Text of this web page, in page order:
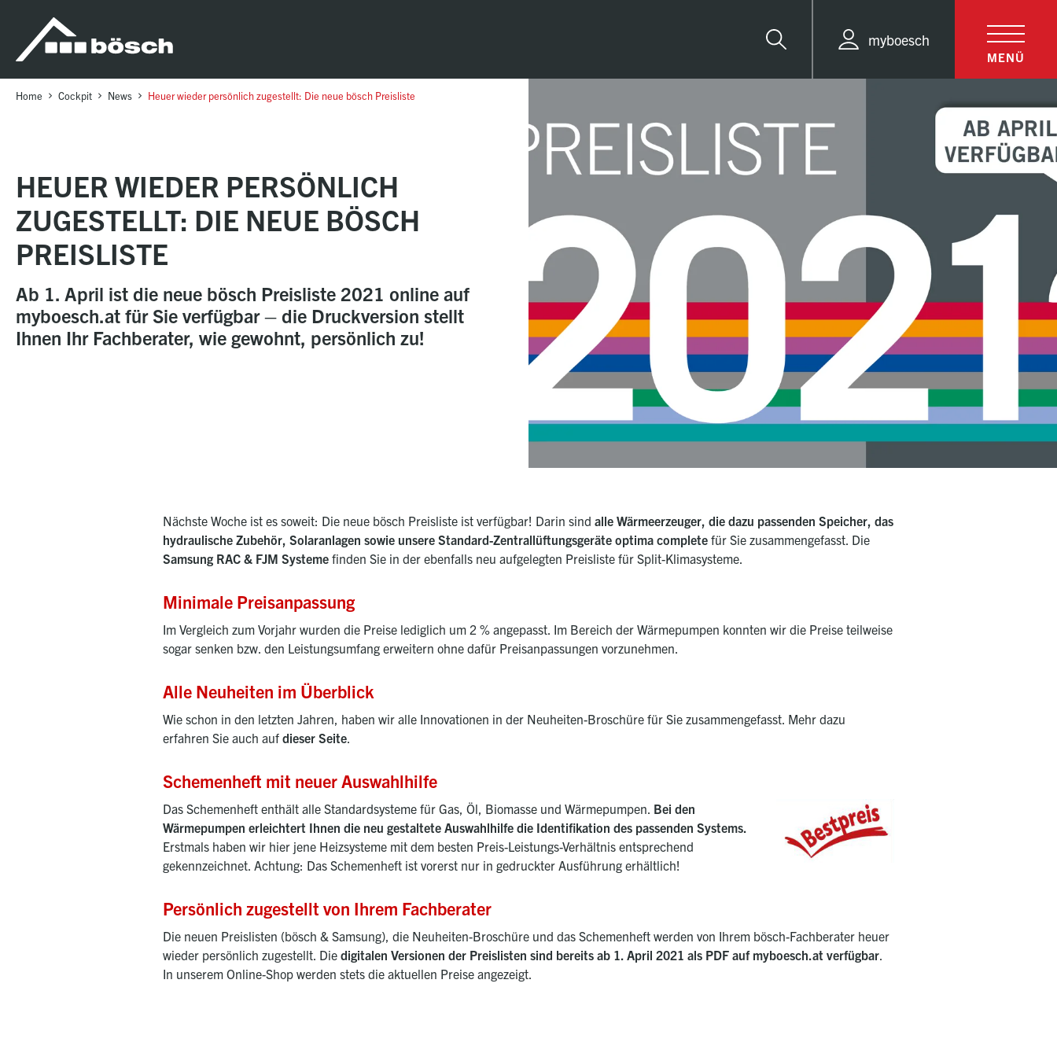
sr.skip-to.main-content
sr.skip-to.table-of-contents
sr.skip-to.main-navigation
Suche
myboesch
MENÜ
Home Cockpit News Heuer wieder persönlich zugestellt: Die neue bösch Preisliste
HEUER WIEDER PERSÖNLICH
ZUGESTELLT: DIE NEUE BÖSCH
PREISLISTE
Ab 1. April ist die neue bösch Preisliste 2021 online auf
myboesch.at für Sie verfügbar – die Druckversion stellt
Ihnen Ihr Fachberater, wie gewohnt, persönlich zu!
Nächste Woche ist es soweit: Die neue bösch Preisliste ist verfügbar! Darin sind alle Wärmeerzeuger, die dazu passenden Speicher, das
hydraulische Zubehör, Solaranlagen sowie unsere Standard-Zentrallüftungsgeräte optima complete für Sie zusammengefasst. Die
Samsung RAC & FJM Systeme finden Sie in der ebenfalls neu aufgelegten Preisliste für Split-Klimasysteme.
Minimale Preisanpassung
Im Vergleich zum Vorjahr wurden die Preise lediglich um 2 % angepasst. Im Bereich der Wärmepumpen konnten wir die Preise teilweise
sogar senken bzw. den Leistungsumfang erweitern ohne dafür Preisanpassungen vorzunehmen.
Alle Neuheiten im Überblick
Wie schon in den letzten Jahren, haben wir alle Innovationen in der Neuheiten-Broschüre für Sie zusammengefasst. Mehr dazu
erfahren Sie auch auf dieser Seite.
Schemenheft mit neuer Auswahlhilfe
Das Schemenheft enthält alle Standardsysteme für Gas, Öl, Biomasse und Wärmepumpen. Bei den
Wärmepumpen erleichtert Ihnen die neu gestaltete Auswahlhilfe die Identifikation des passenden Systems.
Erstmals haben wir hier jene Heizsysteme mit dem besten Preis-Leistungs-Verhältnis entsprechend
gekennzeichnet. Achtung: Das Schemenheft ist vorerst nur in gedruckter Ausführung erhältlich!
Persönlich zugestellt von Ihrem Fachberater
Die neuen Preislisten (bösch & Samsung), die Neuheiten-Broschüre und das Schemenheft werden von Ihrem bösch-Fachberater heuer
wieder persönlich zugestellt. Die digitalen Versionen der Preislisten sind bereits ab 1. April 2021 als PDF auf myboesch.at verfügbar.
In unserem Online-Shop werden stets die aktuellen Preise angezeigt.